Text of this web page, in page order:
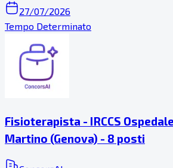
27/07/2026
Tempo Determinato
Fisioterapista - IRCCS
Martino (Genova) - 8 posti